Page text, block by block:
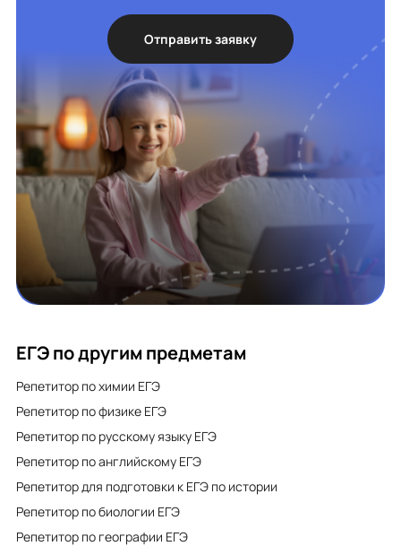
Отправить заявку
ЕГЭ по другим предметам
Репетитор по химии ЕГЭ
Репетитор по физике ЕГЭ
Репетитор по русскому языку ЕГЭ
Репетитор по английскому ЕГЭ
Репетитор для подготовки к ЕГЭ по истории
Репетитор по биологии ЕГЭ
Репетитор по географии ЕГЭ